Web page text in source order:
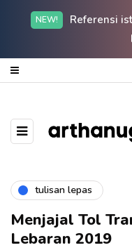
NEW!
Referensi
tulisan lepas
Menjajal Tol
Lebaran 2019